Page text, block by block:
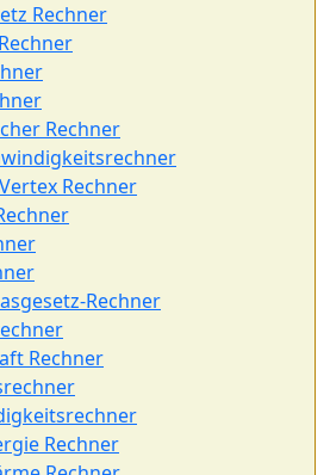
Rechner
Rechner
Rechner
Rechner
Rechner
Rechner